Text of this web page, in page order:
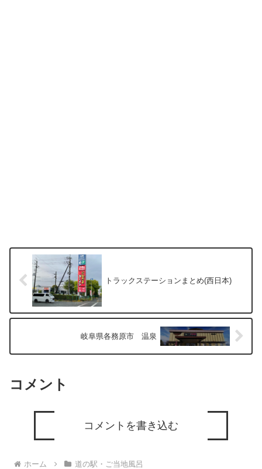
トラックステーションまとめ(西日本)
岐阜県各務原市 温泉
コメント
コメントを書き込む
ホーム 道の駅・ご当地風呂